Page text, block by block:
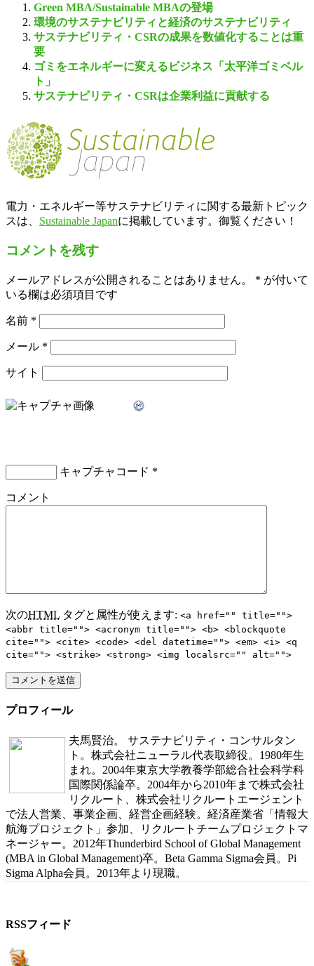
Green MBA/Sustainable MBAの登場
環境のサステナビリティと経済のサステナビリティ
サステナビリティ・CSRの成果を数値化することは重
要
ゴミをエネルギーに変えるビジネス「太平洋ゴミベル
ト」
サステナビリティ・CSRは企業利益に貢献する
電力・エネルギー等サステナビリティに関する最新トピック
スは、 Sustainable Japanに掲載しています。御覧ください！
コメントを残す
メールアドレスが公開されることはありません。 * が付いて
いる欄は必須項目です
名前 *
メール *
サイト
キャプチャコード *
コメント
次のHTML タグと属性が使えます: <a href="" title="">
<abbr title=""> <acronym title=""> <b> <blockquote
cite=""> <cite> <code> <del datetime=""> <em> <i> <q
cite=""> <strike> <strong> <img localsrc="" alt="">
プロフィール
夫馬賢治。 サステナビリティ・コンサルタン
ト。株式会社ニューラル代表取締役。1980年生
まれ。2004年東京大学教養学部総合社会科学科
国際関係論卒。2004年から2010年まで株式会社
リクルート、株式会社リクルートエージェント
で法人営業、事業企画、経営企画経験。経済産業省「情報大
航海プロジェクト」参加、リクルートチームプロジェクトマ
ネージャー。2012年Thunderbird School of Global Management
(MBA in Global Management)卒。Beta Gamma Sigma会員。Pi
Sigma Alpha会員。2013年より現職。
RSSフィード